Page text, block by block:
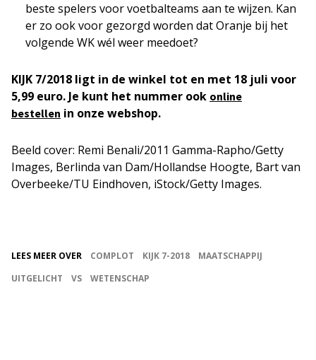
beste spelers voor voetbalteams aan te wijzen. Kan
er zo ook voor gezorgd worden dat Oranje bij het
volgende WK wél weer meedoet?
KIJK 7/2018 ligt in de winkel tot en met 18 juli voor
5,99 euro. Je kunt het nummer ook online
bestellen in onze webshop.
Beeld cover: Remi Benali/2011 Gamma-Rapho/Getty
Images, Berlinda van Dam/Hollandse Hoogte, Bart van
Overbeeke/TU Eindhoven, iStock/Getty Images.
LEES MEER OVER COMPLOT KIJK 7-2018
MAATSCHAPPIJ
UITGELICHT
VS WETENSCHAP